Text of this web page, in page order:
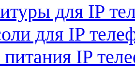
для IP
для IP
IP